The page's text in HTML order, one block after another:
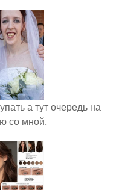
а тут очередь на
со мной.